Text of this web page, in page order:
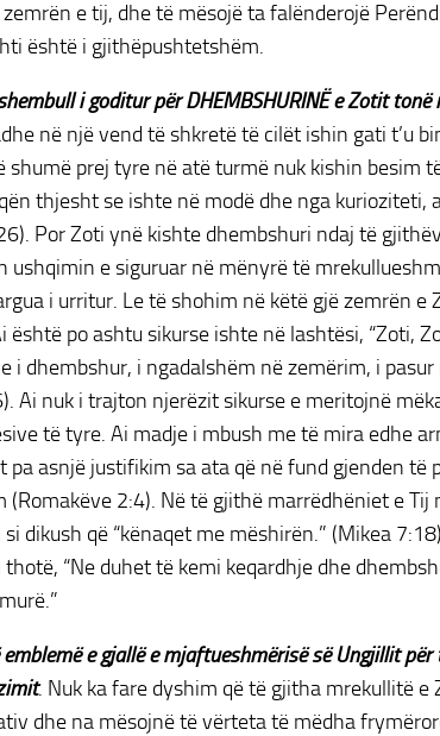
e tij, dhe të mësojë ta falënderojë
është i gjithëpushtetshëm.
i goditur për DHEMBSHURINË e Zotit tonë
në një vend të shkretë të cilët ishin gati t’u
shumë prej tyre në atë turmë nuk kishin besim
thjesht se ishte në modë dhe nga kurioziteti,
Por Zoti ynë kishte dhembshuri ndaj të
ushqimin e siguruar në mënyrë të
i urritur. Le të shohim në këtë gjë zemrën e
është po ashtu sikurse ishte në lashtësi, “Zoti,
i dhembshur, i ngadalshëm në zemërim, i pasur
Ai nuk i trajton njerëzit sikurse e meritojnë
të tyre. Ai madje i mbush me të mira edhe
pa asnjë justifikim sa ata që në fund gjenden të
(Romakëve 2:4). Në të gjithë marrëdhëniet e Tij
dikush që “kënaqet me mëshirën.” (Mikea
“Ne duhet të kemi keqardhje dhe
emblemë e gjallë e mjaftueshmërisë së Ungjillit
. Nuk ka fare dyshim që të gjitha mrekullitë e
dhe na mësojnë të vërteta të mëdha